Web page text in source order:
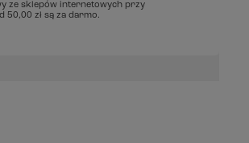
ze sklepów internetowych przy
50,00 zł są za darmo.